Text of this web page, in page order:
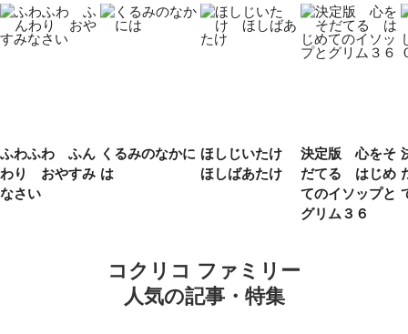
ふわふわ ふん
わり おやすみ
なさい
くるみのなかに
は
ほしじいたけ
ほしばあたけ
決定版 心をそ
だてる はじめ
てのイソップと
グリム３６
コクリコ ファミリー
人気の記事・特集